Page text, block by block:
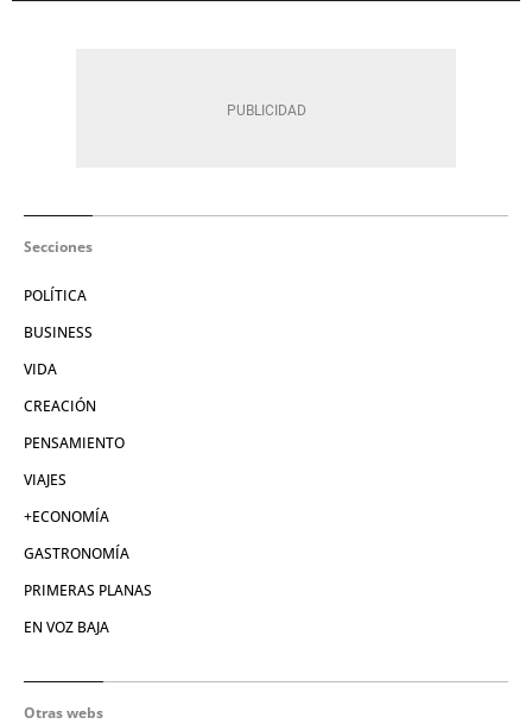
Secciones
POLÍTICA
BUSINESS
VIDA
CREACIÓN
PENSAMIENTO
VIAJES
+ECONOMÍA
GASTRONOMÍA
PRIMERAS PLANAS
EN VOZ BAJA
Otras webs